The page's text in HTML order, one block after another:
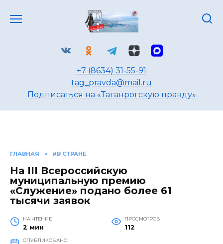
+7 (8634) 31-55-91
tag_pravda@mail.ru
Подписаться на «Таганрогскую правду»
ГЛАВНАЯ » #В СТРАНЕ
На III Всероссийскую
муниципальную премию
«Служение» подано более 61
тысячи заявок
НА ЧТЕНИЕ
2 мин
ПРОСМОТРОВ
112
ОПУБЛИКОВАНО